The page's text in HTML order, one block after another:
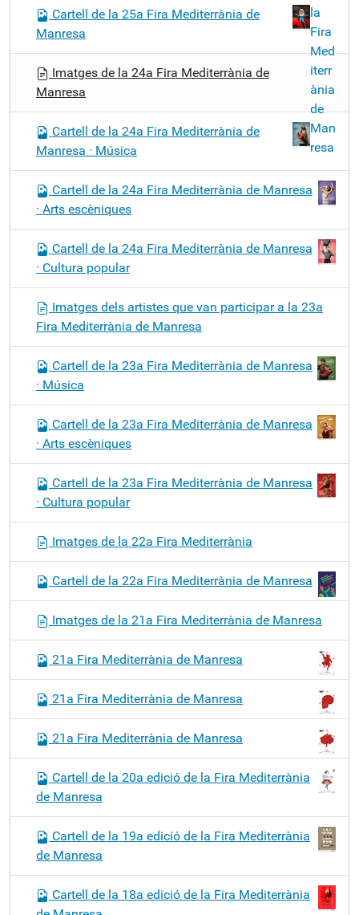
Cartell de la 25a Fira Mediterrània de
Manresa
Imatges de la 24a Fira Mediterrània de
Manresa
Cartell de la 24a Fira Mediterrània de
Manresa · Música
Cartell de la 24a Fira Mediterrània de Manresa
· Arts escèniques
Cartell de la 24a Fira Mediterrània de Manresa
· Cultura popular
Imatges dels artistes que van participar a la 23a
Fira Mediterrània de Manresa
Cartell de la 23a Fira Mediterrània de Manresa
· Música
Cartell de la 23a Fira Mediterrània de Manresa
· Arts escèniques
Cartell de la 23a Fira Mediterrània de Manresa
· Cultura popular
Imatges de la 22a Fira Mediterrània
Cartell de la 22a Fira Mediterrània de Manresa
Imatges de la 21a Fira Mediterrània de Manresa
21a Fira Mediterrània de Manresa
21a Fira Mediterrània de Manresa
21a Fira Mediterrània de Manresa
Cartell de la 20a edició de la Fira Mediterrània
de Manresa
Cartell de la 19a edició de la Fira Mediterrània
de Manresa
Cartell de la 18a edició de la Fira Mediterrània